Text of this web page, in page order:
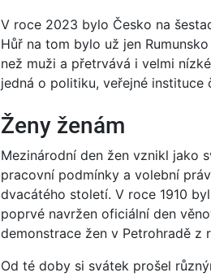
V roce 2023 bylo Česko na
Hůř na tom bylo už jen
než muži a přetrvává i velmi
jedná o politiku, veřejné instituce
Ženy ženám
Mezinárodní den žen vznikl jako
pracovní podmínky a volební
dvacátého století. V roce 1910
poprvé navržen oficiální den
demonstrace žen v Petrohradě z
Od té doby si svátek prošel